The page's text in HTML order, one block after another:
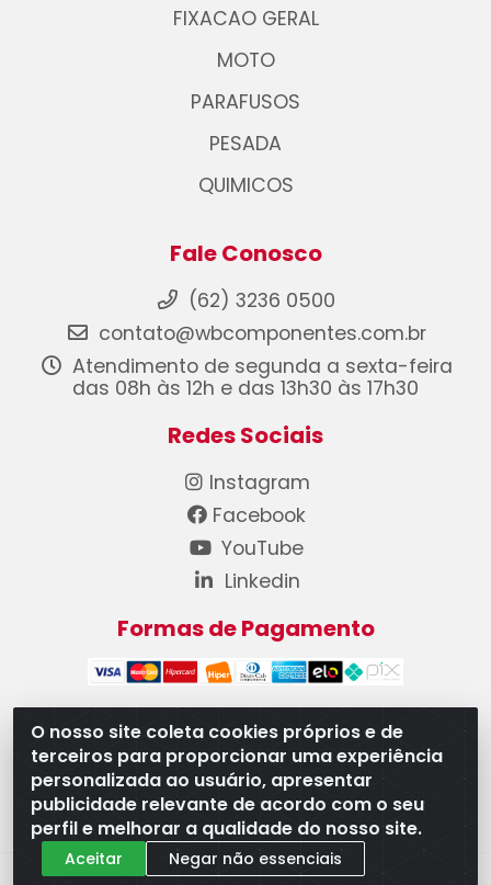
O nosso site coleta cookies próprios e de
terceiros para proporcionar uma experiência
personalizada ao usuário, apresentar
publicidade relevante de acordo com o seu
perfil e melhorar a qualidade do nosso site.
Aceitar
Negar não essenciais
FIXACAO GERAL
MOTO
PARAFUSOS
PESADA
QUIMICOS
Fale Conosco
(62) 3236 0500
contato@wbcomponentes.com.br
Atendimento de segunda a sexta-feira
das 08h às 12h e das 13h30 às 17h30
Redes Sociais
Instagram
Facebook
YouTube
Linkedin
Formas de Pagamento
WB Componentes Automotivos LTDA - CNPJ
08.528.393/0001-12 - Rua do Níquel, 667 - Parque
Oeste Industrial, Goiânia/GO - CEP 74375-660